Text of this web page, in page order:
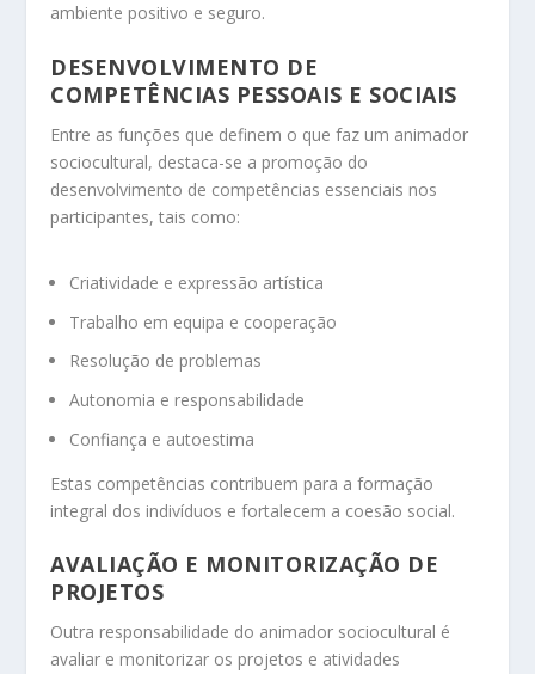
ambiente positivo e seguro.
DESENVOLVIMENTO DE
COMPETÊNCIAS PESSOAIS E SOCIAIS
Entre as funções que definem o que faz um animador
sociocultural, destaca-se a promoção do
desenvolvimento de competências essenciais nos
participantes, tais como:
Criatividade e expressão artística
Trabalho em equipa e cooperação
Resolução de problemas
Autonomia e responsabilidade
Confiança e autoestima
Estas competências contribuem para a formação
integral dos indivíduos e fortalecem a coesão social.
AVALIAÇÃO E MONITORIZAÇÃO DE
PROJETOS
Outra responsabilidade do animador sociocultural é
avaliar e monitorizar os projetos e atividades